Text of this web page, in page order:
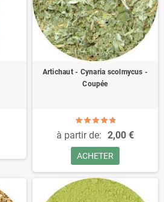
Artichaut - Cynaria scolmycus -
Coupée
à partir de: 2,00 €
ACHETER